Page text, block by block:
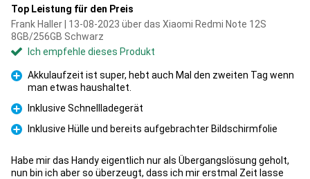
Top Leistung für den Preis
Frank Haller | 13-08-2023 über das Xiaomi Redmi Note 12S
8GB/256GB Schwarz
Ich empfehle dieses Produkt
Akkulaufzeit ist super, hebt auch Mal den zweiten Tag wenn
man etwas haushaltet.
Pro
Inklusive Schnellladegerät
Pro
Inklusive Hülle und bereits aufgebrachter Bildschirmfolie
Habe mir das Handy eigentlich nur als Übergangslösung geholt,
nun bin ich aber so überzeugt, dass ich mir erstmal Zeit lasse